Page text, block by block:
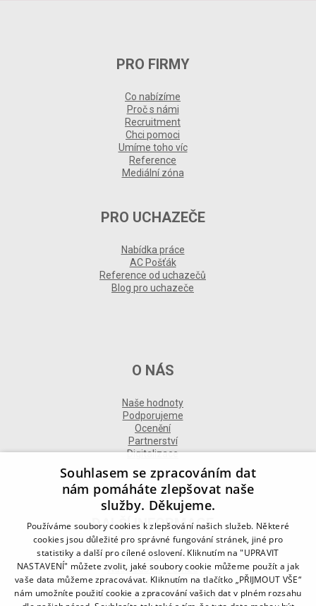
PRO FIRMY
Co nabízíme
Proč s námi
Recruitment
Chci pomoci
Umíme toho víc
Reference
Mediální zóna
PRO UCHAZEČE
Nabídka práce
AC Pošťák
Reference od uchazečů
Blog pro uchazeče
O NÁS
Naše hodnoty
Podporujeme
Ocenění
Partnerství
Digitalizace
DALŠÍ INFORMACE
Kontakt
Naše odborné divize
Naše pobočky
Zásady zpracování osobních údajů
Souhlasem se zpracováním dat
nám pomáháte zlepšovat naše
služby. Děkujeme.
Používáme soubory cookies k zlepšování našich služeb. Některé
cookies jsou důležité pro správné fungování stránek, jiné pro
statistiky a další pro cílené oslovení. Kliknutím na "UPRAVIT
NASTAVENÍ" můžete zvolit, jaké soubory cookie můžeme použít a jak
vaše data můžeme zpracovávat. Kliknutím na tlačítko „PŘIJMOUT VŠE“
nám umožníte použití cookie a zpracování vašich dat v plném rozsahu